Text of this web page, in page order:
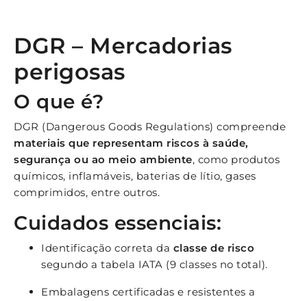
DGR – Mercadorias
perigosas
O que é?
DGR (Dangerous Goods Regulations) compreende
materiais que representam riscos à saúde,
segurança ou ao meio ambiente, como produtos
químicos, inflamáveis, baterias de lítio, gases
comprimidos, entre outros.
Cuidados essenciais:
Identificação correta da classe de risco
segundo a tabela IATA (9 classes no total).
Embalagens certificadas e resistentes a